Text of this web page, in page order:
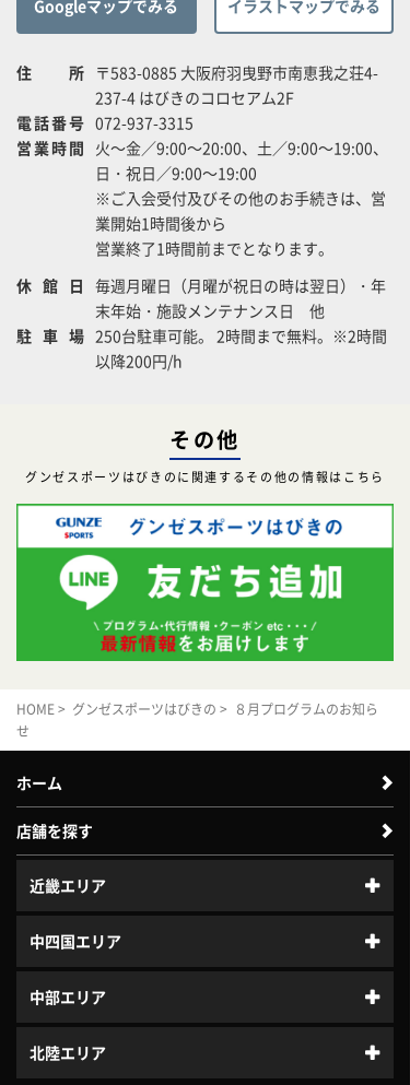
Googleマップでみる イラストマップでみる
住所 〒583-0885 大阪府羽曳野市南恵我之荘4-
237-4 はびきのコロセアム2F
電話番号 072-937-3315
営業時間 火～金／9:00～20:00、土／9:00～19:00、
日・祝日／9:00～19:00
※ご入会受付及びその他のお手続きは、営
業開始1時間後から
営業終了1時間前までとなります。
休館日 毎週月曜日（月曜が祝日の時は翌日）・年
末年始・施設メンテナンス日 他
駐車場 250台駐車可能。 2時間まで無料。※2時間
以降200円/h
その他
グンゼスポーツはびきのに関連するその他の情報はこちら
HOME> グンゼスポーツはびきの > ８月プログラムのお知ら
せ
ホーム
店舗を探す
近畿エリア
中四国エリア
中部エリア
北陸エリア